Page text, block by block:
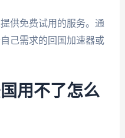
供免费试用的服务。通
己需求的回国加速器或
用不了怎么